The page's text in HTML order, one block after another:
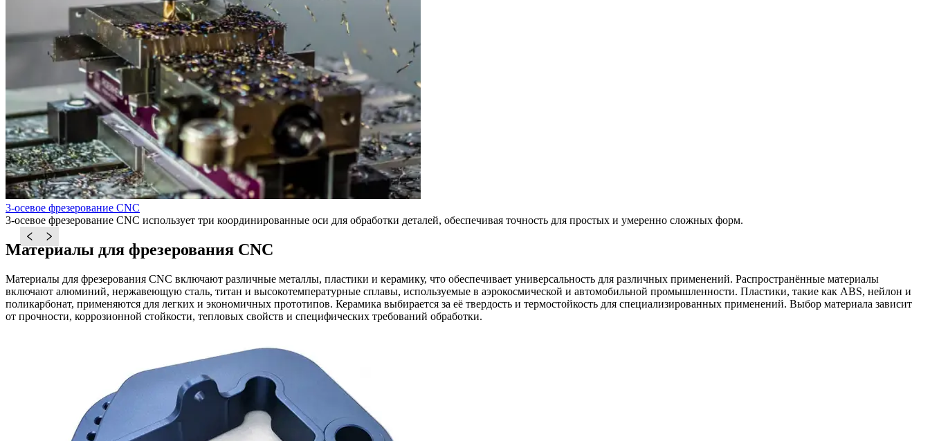
3-осевое фрезерование CNC
3-осевое фрезерование CNC использует три координированные оси для обработки деталей, обеспечивая точность для простых и умеренно сложных форм.
Материалы для фрезерования CNC
Материалы для фрезерования CNC включают различные металлы, пластики и керамику, что обеспечивает универсальность для различных применений. Распространённые материалы
включают алюминий, нержавеющую сталь, титан и высокотемпературные сплавы, используемые в аэрокосмической и автомобильной промышленности. Пластики, такие как ABS, нейлон и
поликарбонат, применяются для легких и экономичных прототипов. Керамика выбирается за её твердость и термостойкость для специализированных применений. Выбор материала зависит
от прочности, коррозионной стойкости, тепловых свойств и специфических требований обработки.